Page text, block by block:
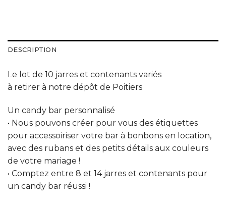
DESCRIPTION
Le lot de 10 jarres et contenants variés
à retirer à notre dépôt de Poitiers
Un candy bar personnalisé
• Nous pouvons créer pour vous des étiquettes
pour accessoiriser votre bar à bonbons en location,
avec des rubans et des petits détails aux couleurs
de votre mariage !
• Comptez entre 8 et 14 jarres et contenants pour
un candy bar réussi !